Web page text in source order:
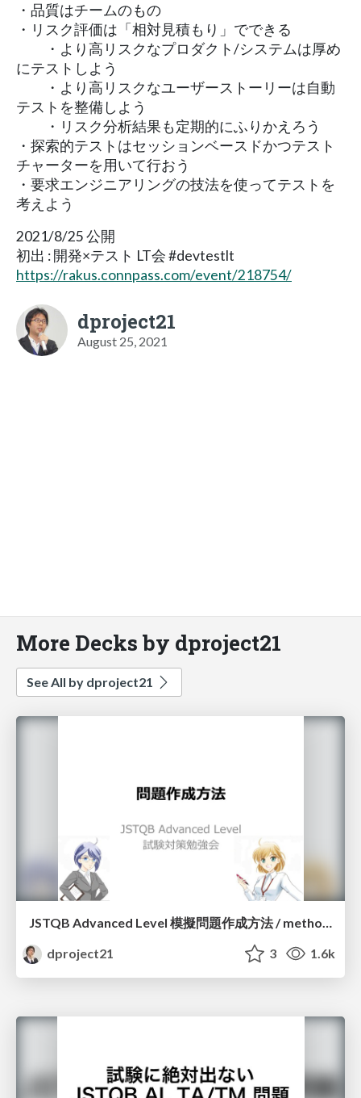
・品質はチームのもの
・リスク評価は「相対見積もり」でできる
・より高リスクなプロダクト/システムは厚め
にテストしよう
・より高リスクなユーザーストーリーは自動
テストを整備しよう
・リスク分析結果も定期的にふりかえろう
・探索的テストはセッションベースドかつテスト
チャーターを用いて行おう
・要求エンジニアリングの技法を使ってテストを
考えよう
2021/8/25 公開
初出 : 開発×テスト LT会 #devtestlt
https://rakus.connpass.com/event/218754/
dproject21
August 25, 2021
More Decks by dproject21
See All by dproject21
JSTQB Advanced Level 模擬問題作成方法 / methodology to questions creation for JSTQB advanced level
dproject21
3 1.6k